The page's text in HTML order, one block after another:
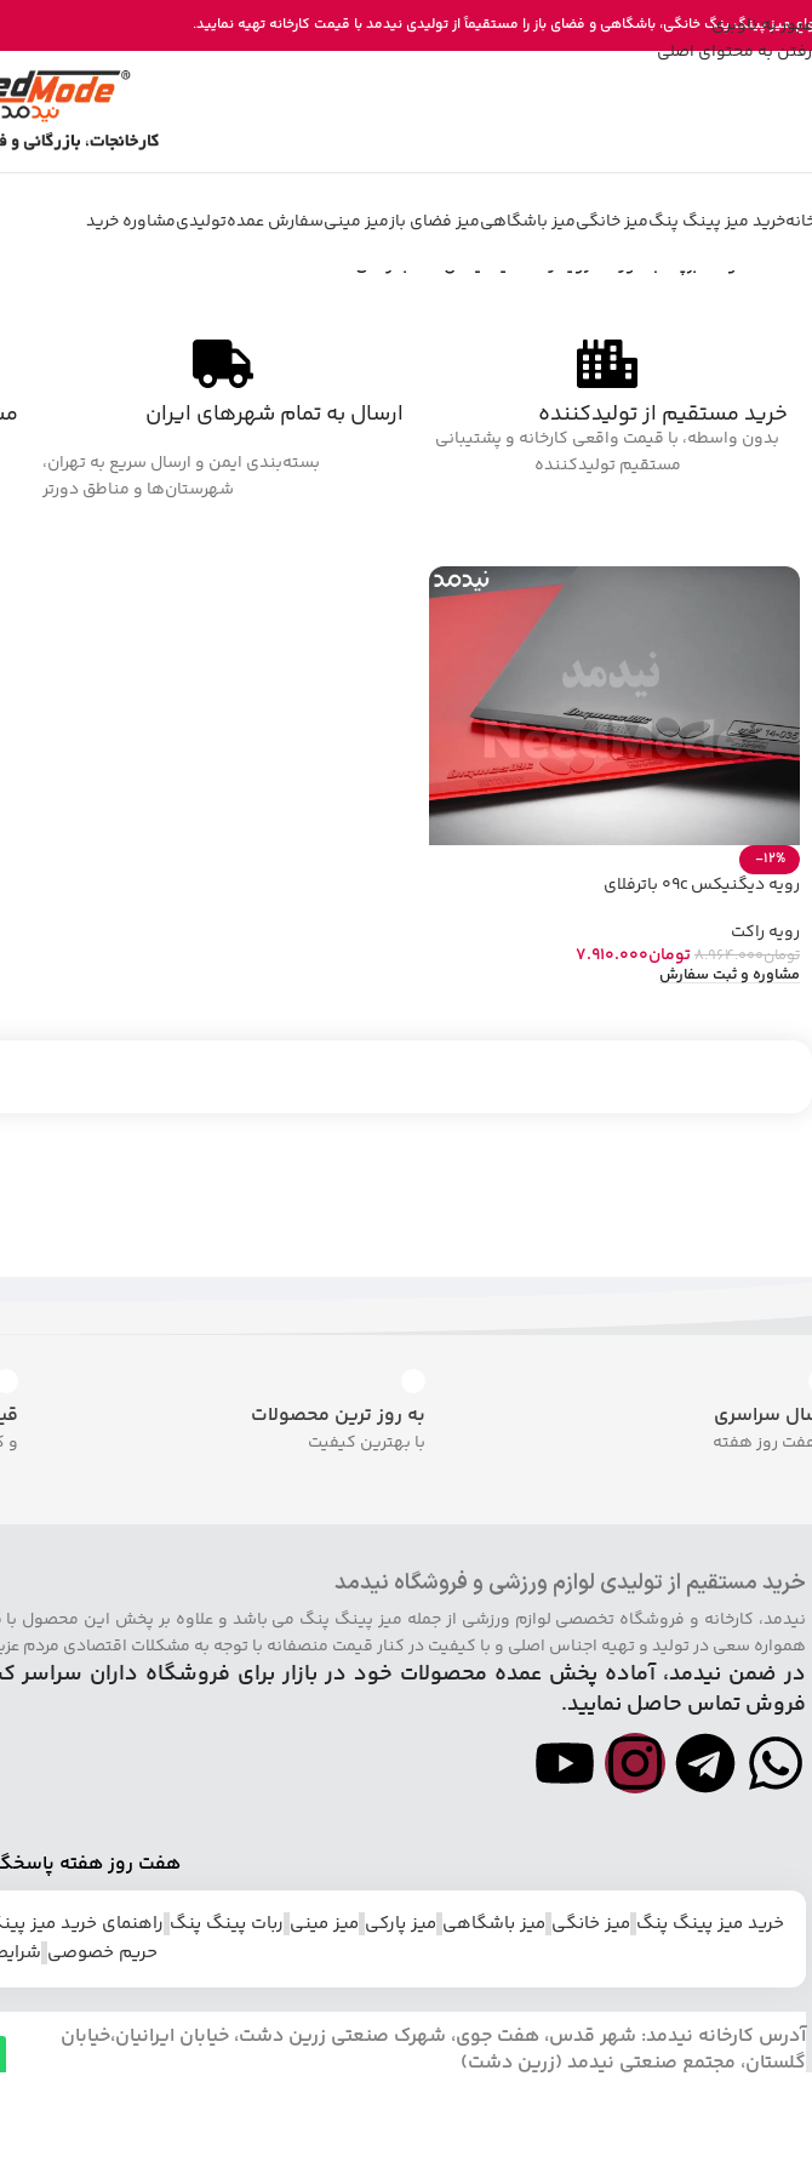
عبور به ناوبری
رفتن به محتوای اصلی
میز پینگ پنگ خانگی، باشگاهی و فضای باز را مستقیماً از تولیدی نیدمد با قیمت کارخانه تهیه نمایید.
خرید میز پینگ پنگمیز خانگیمیز باشگاهیمیز فضای بازمیز مینیسفارش عمدهتولیدیمشاوره خرید
محصولات برچسب خورده “رویه راکت دیگنیکس 09c باترفلای”
ارسال به تمام شهرهای ایران
بسته‌بندی ایمن و ارسال سریع به تهران،
شهرستان‌ها و مناطق دورتر
خرید مستقیم از تولیدکننده
بدون واسطه، با قیمت واقعی کارخانه و پشتیبانی
مستقیم تولیدکننده
-12%
رویه دیگنیکس 09c باترفلای
رویه راکت
تومان8.964.000تومان7.910.000
مشاوره و ثبت سفارش
سراسری
روز هفته
به روز ترین محصولات
با بهترین کیفیت و
خرید مستقیم از تولیدی لوازم ورزشی و فروشگاه نیدمد
نیدمد، کارخانه و فروشگاه تخصصی لوازم ورزشی از جمله میز پینگ پنگ می باشد و علاوه بر پخش این محصول با
همواره سعی در تولید و تهیه اجناس اصلی و با کیفیت در کنار قیمت منصفانه با توجه به مشکلات اقتصادی مردم
در ضمن نیدمد، آماده پخش عمده محصولات خود در بازار برای فروشگاه داران
فروش تماس حاصل نمایید.
هفت روز هفته
خرید میز پینگ پنگ میز خانگی میز باشگاهی میز پارکی میز مینی ربات پینگ پنگ راهنمای خرید میز
حریم خصوصی
آدرس کارخانه نیدمد: شهر قدس، هفت جوی، شهرک صنعتی زرین دشت، خیابان ایرانیان،خیابان
گلستان، مجتمع صنعتی نیدمد (زرین دشت)